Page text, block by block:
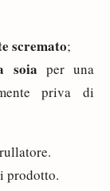
scremato;
soia per una
priva di
prodotto.